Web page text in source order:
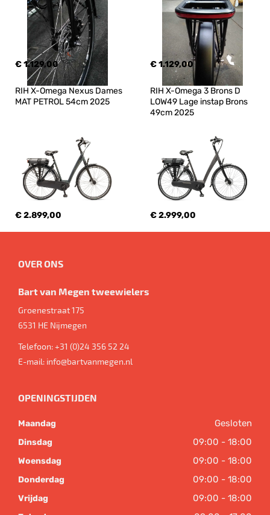
€ 1.129,00 € 1.129,00
RIH X-Omega Nexus Dames
MAT PETROL 54cm 2025
€ 2.899,00
RIH X-Omega 3 Brons D
LOW49 Lage instap Brons
49cm 2025
€ 2.999,00
OVER ONS
Bart van Megen tweewielers
Groenestraat 175
6531 HE Nijmegen
Telefoon:+31 (0)24 356 52 24
E-mail: info@bartvanmegen.nl
OPENINGSTIJDEN
Maandag Gesloten
Dinsdag 09:00 - 18:00
Woensdag 09:00 - 18:00
Donderdag 09:00 - 18:00
Vrijdag 09:00 - 18:00